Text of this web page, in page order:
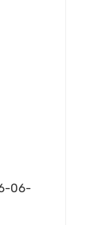
06-